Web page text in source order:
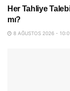
Her Tahliye
mı?
8 AĞUSTOS 2026 -